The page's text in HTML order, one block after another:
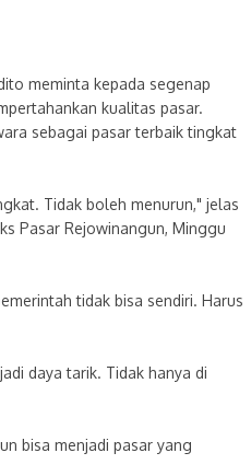
meminta kepada segenap
kualitas pasar.
sebagai pasar terbaik tingkat
Tidak boleh menurun," jelas
Pasar Rejowinangun, Minggu
tidak bisa sendiri. Harus
daya tarik. Tidak hanya di
bisa menjadi pasar yang